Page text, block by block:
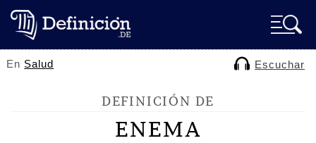
En Salud Escuchar
DEFINICIÓN DE
ENEMA